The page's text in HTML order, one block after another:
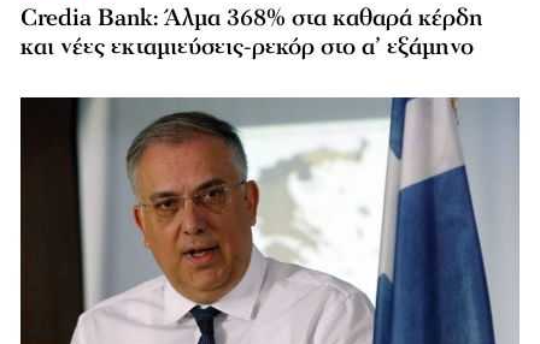
Credia Bank: Άλμα 368% στα καθαρά κέρδη
και νέες εκταμιεύσεις-ρεκόρ στο α’ εξάμηνο